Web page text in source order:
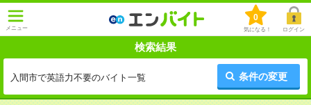
メニュー
0
気になる！ ログイン
検索結果
入間市で英語力不要のバイト一覧 条件の変更